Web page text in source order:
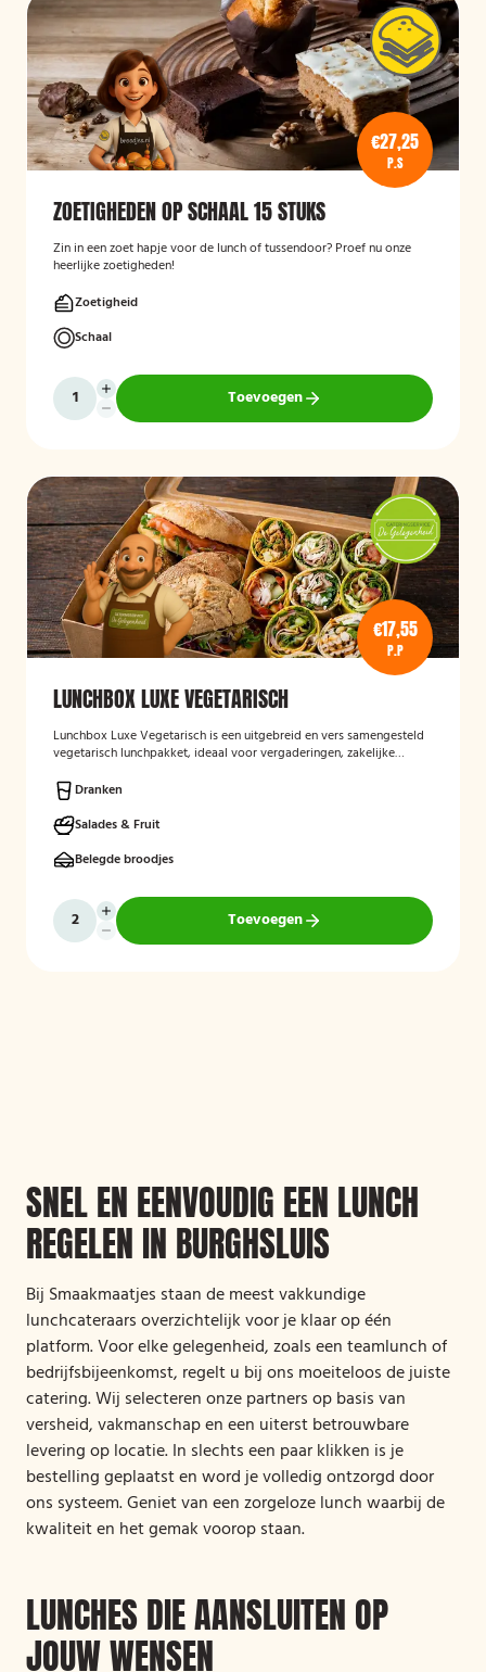
€27,25
P.S
ZOETIGHEDEN OP SCHAAL 15 STUKS
Zin in een zoet hapje voor de lunch of tussendoor? Proef nu onze
heerlijke zoetigheden!
Zoetigheid
Schaal
Toevoegen
€17,55
P.P
LUNCHBOX LUXE VEGETARISCH
Lunchbox Luxe Vegetarisch is een uitgebreid en vers samengesteld
vegetarisch lunchpakket, ideaal voor vergaderingen, zakelijke
selectie van luxe broodjes, wraps en andere vegetarische
lekkernijen, zorgvuldig bereid met verse ingrediënten en
aantrekkelijk gepresenteerd. Ook kan rekening worden gehouden
met specifieke dieetwensen en allergieën.
Dranken
Salades & Fruit
Belegde broodjes
Toevoegen
SNEL EN EENVOUDIG EEN LUNCH
REGELEN IN BURGHSLUIS
Bij Smaakmaatjes staan de meest vakkundige
lunchcateraars overzichtelijk voor je klaar op één
platform. Voor elke gelegenheid, zoals een teamlunch of
bedrijfsbijeenkomst, regelt u bij ons moeiteloos de juiste
catering. Wij selecteren onze partners op basis van
versheid, vakmanschap en een uiterst betrouwbare
levering op locatie. In slechts een paar klikken is je
bestelling geplaatst en word je volledig ontzorgd door
ons systeem. Geniet van een zorgeloze lunch waarbij de
kwaliteit en het gemak voorop staan.
LUNCHES DIE AANSLUITEN OP
JOUW WENSEN